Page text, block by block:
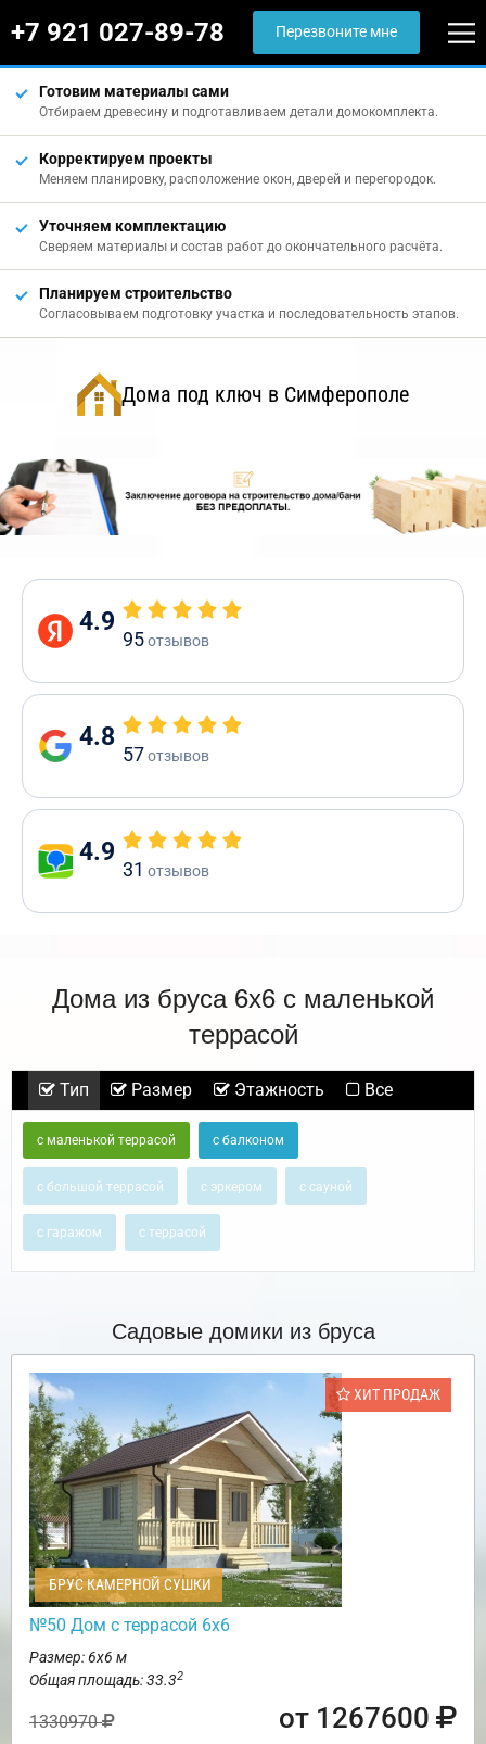
+7 921 027-89-78 Перезвоните мне
Готовим материалы сами
Отбираем древесину и подготавливаем детали домокомплекта.
Корректируем проекты
Меняем планировку, расположение окон, дверей и перегородок.
Уточняем комплектацию
Сверяем материалы и состав работ до окончательного расчёта.
Планируем строительство
Согласовываем подготовку участка и последовательность этапов.
Дома под ключ в Симферополе
4.9
95отзывов
4.8
57отзывов
4.9
31 отзывов
Дома из бруса 6х6 с маленькой
террасой
Тип Размер Этажность Все
с маленькой террасой с балконом
с большой террасой с эркером с сауной
с гаражом с террасой
Садовые домики из бруса
ХИТ ПРОДАЖ
БРУС КАМЕРНОЙ СУШКИ
№50 Дом с террасой 6х6
Размер: 6х6 м
Общая площадь: 33.32
1330970 от 1267600